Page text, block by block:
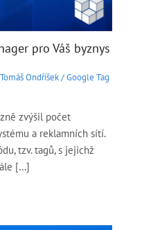
pro Váš byznys
Tomáš Ondříšek/Google Tag
zvýšil počet
a reklamních sítí.
tzv. tagů, s jejichž
[…]